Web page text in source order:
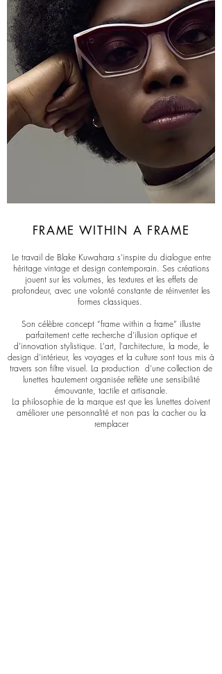
FRAME WITHIN A FRAME
Le travail de Blake Kuwahara s’inspire du dialogue entre
héritage vintage et design contemporain. Ses créations
jouent sur les volumes, les textures et les effets de
profondeur, avec une volonté constante de réinventer les
formes classiques.
Son célèbre concept “frame within a frame” illustre
parfaitement cette recherche d’illusion optique et
d’innovation stylistique. L'art, l'architecture, la mode, le
design d'intérieur, les voyages et la culture sont tous mis à
travers son filtre visuel. La production d’une collection de
lunettes hautement organisée reflète une sensibilité
émouvante, tactile et artisanale.
La philosophie de la marque est que les lunettes doivent
améliorer une personnalité et non pas la cacher ou la
remplacer